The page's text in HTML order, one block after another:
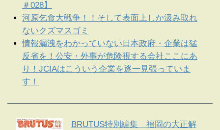
＃028】
河原乞食大戦争！！そして表面上しか汲み取れ
ないクズマスゴミ
情報漏洩をわかっていない日本政府・企業は猛
反省を！公安・外事が危険視する会社ここにあ
り！JCIAはこういう企業を逐一見張っていま
す！
BRUTUS特別編集 福岡の大正解